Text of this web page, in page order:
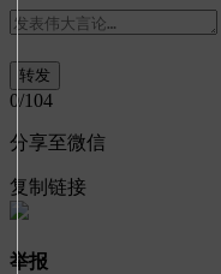
0/104
分享至微信
复制链接
举报